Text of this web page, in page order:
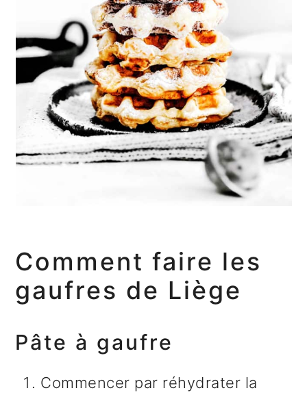
Comment faire les
gaufres de Liège
Pâte à gaufre
Commencer par réhydrater la